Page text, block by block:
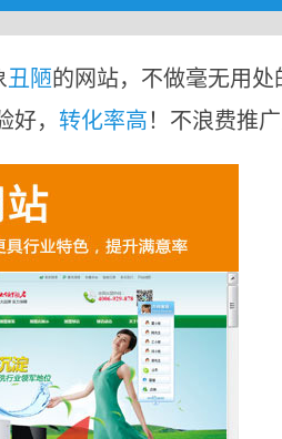
丑陋的网站，不做毫无用处
好， 转化率高！不浪费推